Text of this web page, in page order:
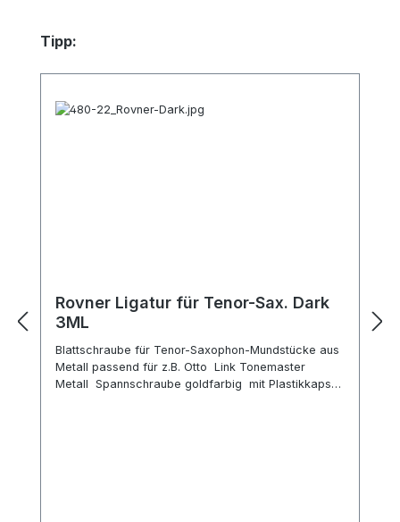
Produktgalerie überspringen
Tipp:
Rovner Ligatur für Tenor-Sax. Dark
3ML
Blattschraube für Tenor-Saxophon-Mundstücke aus
Metall passend für z.B. Otto Link Tonemaster
Metall Spannschraube goldfarbig mit Plastikkapsel